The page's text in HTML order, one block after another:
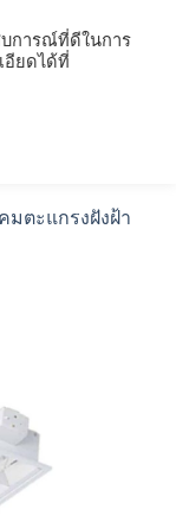
มตะแกรงฝังฝ้า
บการณ์ที่ดีในการ
อียดได้ที่